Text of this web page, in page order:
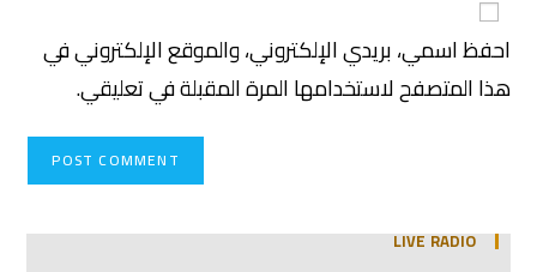
احفظ اسمي، بريدي الإلكتروني، والموقع الإلكتروني في
هذا المتصفح لاستخدامها المرة المقبلة في تعليقي.
LIVE RADIO